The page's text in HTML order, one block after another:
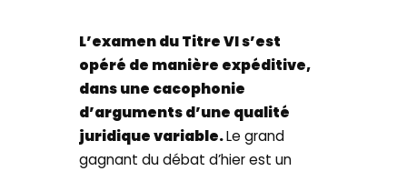
L’examen du Titre VI s’est
opéré de manière expéditive,
dans une cacophonie
d’arguments d’une qualité
juridique variable.Le grand
gagnant du débat d’hier est un